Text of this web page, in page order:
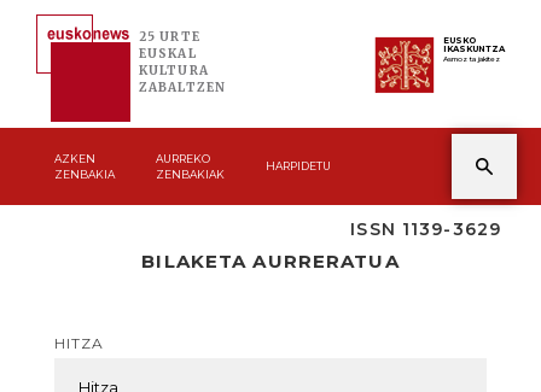
25 URTE
EUSKAL
KULTURA
ZABALTZEN
EUSKO
IKASKUNTZA
Asmoz ta jakitez
AZKEN
ZENBAKIA
AURREKO
ZENBAKIAK
HARPIDETU
ISSN 1139-3629
BILAKETA AURRERATUA
HITZA